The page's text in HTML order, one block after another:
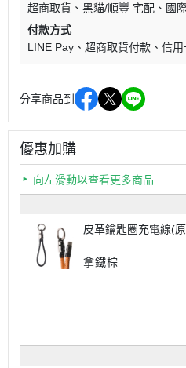
超商取貨
黑貓/順豐 宅配 國
付款方式
LINE Pay
超商取貨付款 信用
分享商品到
優惠加購
向左滑動以查看更多商品
皮革鑰匙圈充電線(原
拿鐵棕